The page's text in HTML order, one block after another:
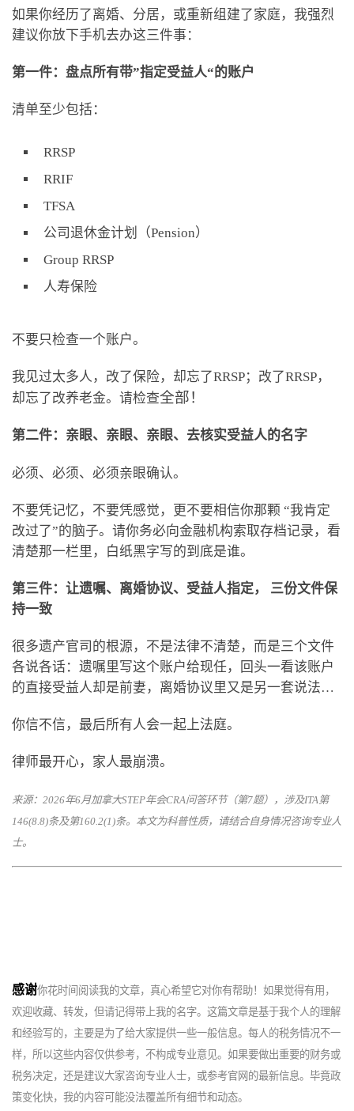
如果你经历了离婚、分居，或重新组建了家庭，我强烈
建议你放下手机去办这三件事：
第一件：盘点所有带”指定受益人“的账户
清单至少包括：
RRSP
RRIF
TFSA
公司退休金计划（Pension）
Group RRSP
人寿保险
不要只检查一个账户。
我见过太多人，改了保险，却忘了RRSP；改了RRSP，
却忘了改养老金。请检查全部！
第二件：亲眼、亲眼、亲眼、去核实受益人的名字
必须、必须、必须亲眼确认。
不要凭记忆，不要凭感觉，更不要相信你那颗 “我肯定
改过了”的脑子。请你务必向金融机构索取存档记录，看
清楚那一栏里，白纸黑字写的到底是谁。
第三件：让遗嘱、离婚协议、受益人指定， 三份文件保
持一致
很多遗产官司的根源，不是法律不清楚，而是三个文件
各说各话：遗嘱里写这个账户给现任，回头一看该账户
的直接受益人却是前妻，离婚协议里又是另一套说法…
你信不信，最后所有人会一起上法庭。
律师最开心，家人最崩溃。
来源：2026年6月加拿大STEP年会CRA问答环节（第7题），涉及ITA第
146(8.8)条及第160.2(1)条。本文为科普性质，请结合自身情况咨询专业人
士。
感谢你花时间阅读我的文章，真心希望它对你有帮助！如果觉得有用，
欢迎收藏、转发，但请记得带上我的名字。这篇文章是基于我个人的理解
和经验写的，主要是为了给大家提供一些一般信息。每人的税务情况不一
样，所以这些内容仅供参考，不构成专业意见。如果要做出重要的财务或
税务决定，还是建议大家咨询专业人士，或参考官网的最新信息。毕竟政
策变化快，我的内容可能没法覆盖所有细节和动态。